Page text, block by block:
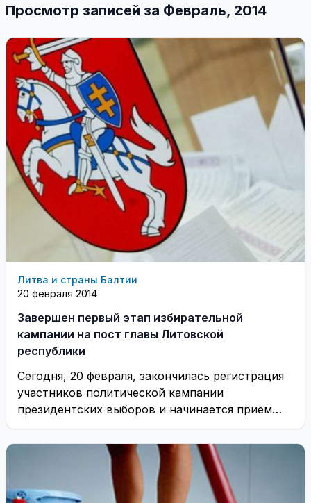
Просмотр записей за Февраль, 2014
Литва и страны Балтии
20 февраля 2014
Завершен первый этап избирательной
кампании на пост главы Литовской
республики
Сегодня, 20 февраля, закончилась регистрация
участников политической кампании
президентских выборов и начинается прием
документов зарегистрированных претендентов
на пост главы государства. ...